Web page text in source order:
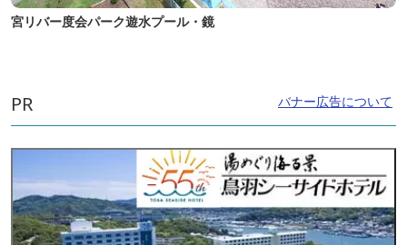
宮リバー度会パーク遊水プール・鏡
PR バナー広告について